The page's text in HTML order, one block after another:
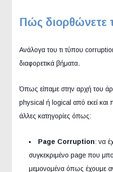
Πώς διορθώνετε
Ανάλογα του τι τύπου
διαφορετικά βήματα.
Όπως είπαμε στην αρχή του
physical ή logical από εκεί και
άλλες κατηγορίες όπως:
Page Corruption: να
συγκεκριμένο page που
μεμονομένα όπως έχουμε